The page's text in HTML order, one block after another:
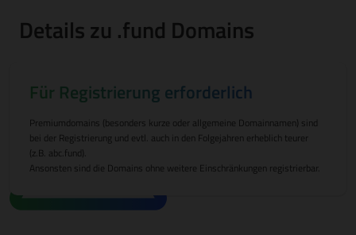
Details zu .fund Domains
Für Registrierung erforderlich
Premiumdomains (besonders kurze oder allgemeine Domainnamen) sind
bei der Registrierung und evtl. auch in den Folgejahren erheblich teurer
(z.B. abc.fund).
Ansonsten sind die Domains ohne weitere Einschränkungen registrierbar.